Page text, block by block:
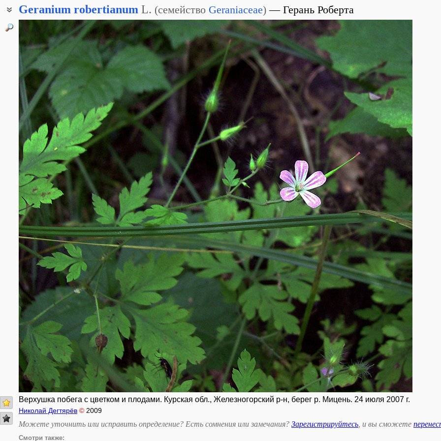
Geranium robertianum L. (семейство Geraniaceae) Герань Роберта
Герань робертовская
Верхушка побега с цветком и плодами. Курская обл., Железногорский р-н, берег р. Мицень. 24 июля 2007 г.
Николай Дегтярёв © 2009
Можете уточнить или исправить определение? Есть сомнения или замечания? Зарегистрируйтесь , и вы сможете
Смотри также: